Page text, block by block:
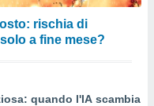
rischia di
a fine mese?
quando l'IA scambia